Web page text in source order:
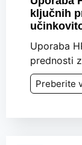
ključnih
Uporaba
prednosti
Preberite